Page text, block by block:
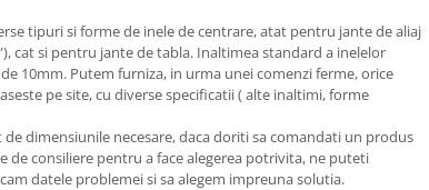
tipuri si forme de inele de centrare, atat pentru jante de aliaj
cat si pentru jante de tabla. Inaltimea standard a inelelor
10mm. Putem furniza, in urma unei comenzi ferme, orice
pe site, cu diverse specificatii ( alte inaltimi, forme
de dimensiunile necesare, daca doriti sa comandati un produs
de consiliere pentru a face alegerea potrivita, ne puteti
datele problemei si sa alegem impreuna solutia.